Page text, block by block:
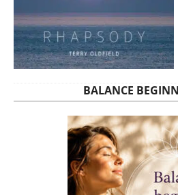
BALANCE